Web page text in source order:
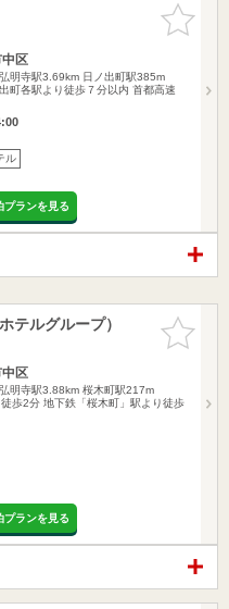
お気に入
りに追加
区
明寺駅3.69km 日ノ出町駅385m
町各駅より徒歩７分以内 首都高速
ル
プランを見る
お気に入
りに追加
テルグループ）
区
明寺駅3.88km 桜木町駅217m
歩2分 地下鉄「桜木町」駅より徒歩
プランを見る